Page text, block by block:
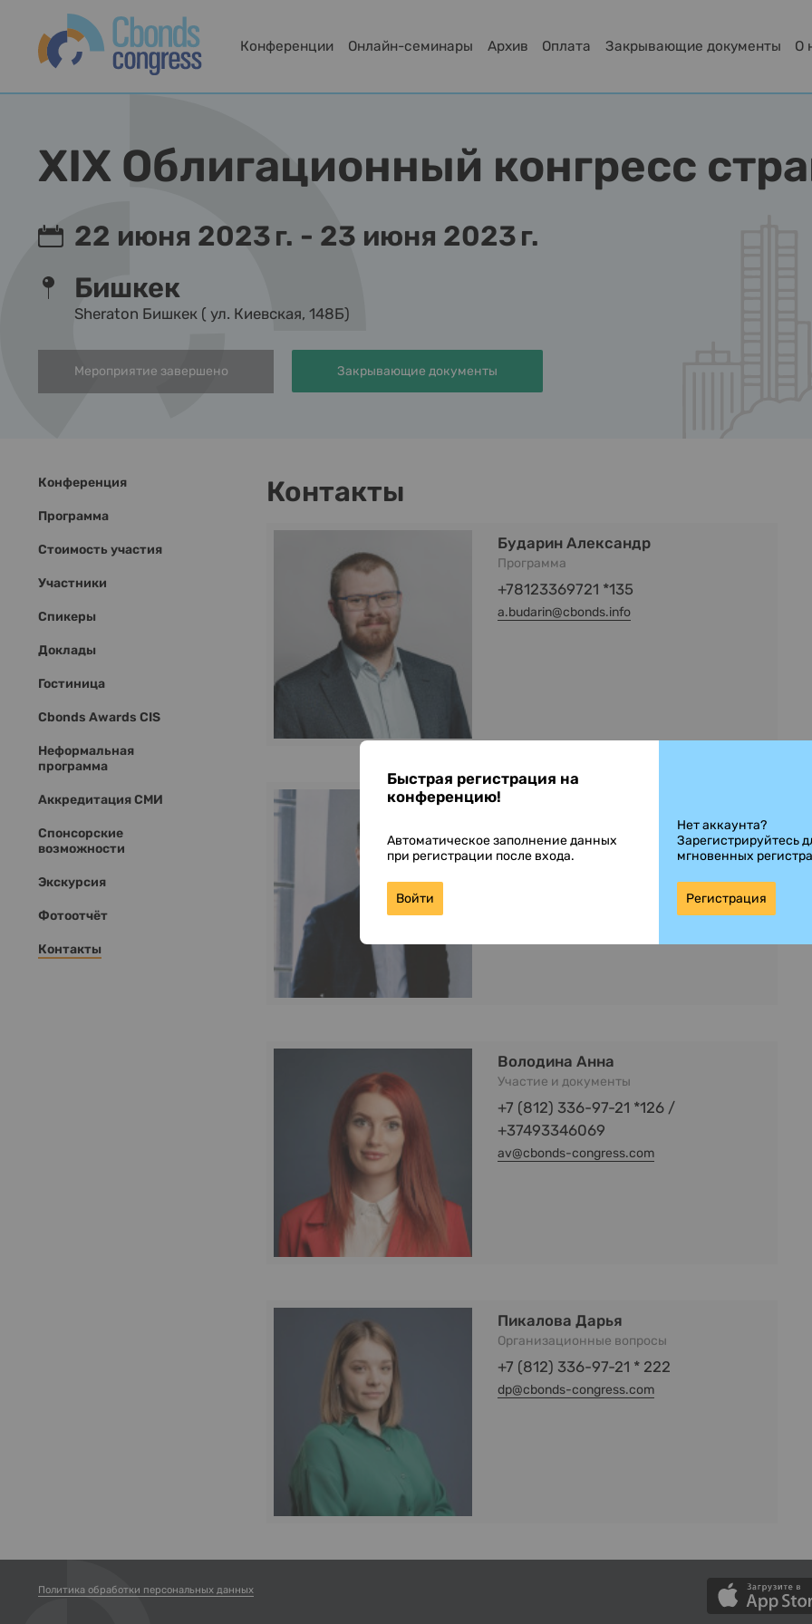
Конференции Онлайн-семинары Архив Оплата Закрывающие документы О
XIX Облигационный конгресс
22 июня 2023 г. - 23 июня 2023 г.
Бишкек
Sheraton Бишкек ( ул. Киевская, 148Б)
Мероприятие завершено Закрывающие документы
Конференция
Программа
Стоимость участия
Участники
Спикеры
Доклады
Гостиница
Cbonds Awards CIS
Неформальная
программа
Аккредитация СМИ
Спонсорские
возможности
Экскурсия
Фотоотчёт
Контакты
Контакты
Бударин Александр
Программа
+78123369721 *135
a.budarin@cbonds.info
Зобов Сергей
+7 (812) 336-97-21 *103
Володина Анна
Участие и документы
+7 (812) 336-97-21 *126 /
+37493346069
av@cbonds-congress.com
Пикалова Дарья
Организационные вопросы
+7 (812) 336-97-21 * 222
dp@cbonds-congress.com
Быстрая регистрация на
конференцию!
Автоматическое заполнение данных
при регистрации после входа.
Войти
Нет аккаунта?
Зарегистрируйтесь
мгновенных
Регистрация
Политика обработки персональных данных